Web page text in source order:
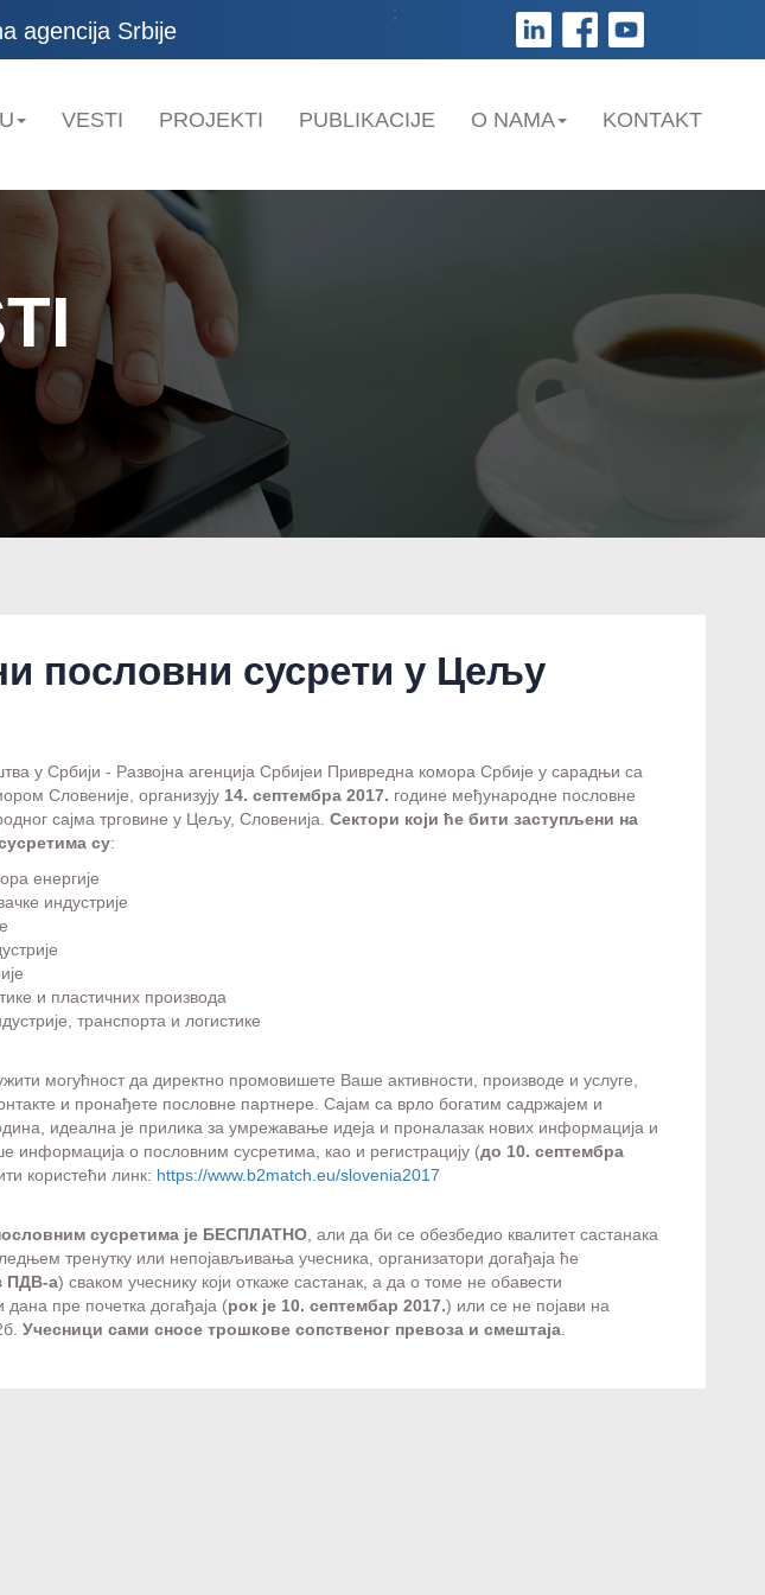
agencija Srbije
;
VESTI PROJEKTI PUBLIKACIJE O NAMA KONTAKT
пословни сусрети у Цељу
у Србији - Развојна агенција Србијеи Привредна комора Србије у сарадњи са
Словеније, организују 14. септембра 2017. године међународне пословне
сајма трговине у Цељу, Словенија. Сектори који ће бити заступљени на
су:
енергије
индустрије
и пластичних производа
транспорта и логистике
могућност да директно промовишете Ваше активности, производе и услуге,
и пронађете пословне партнере. Сајам са врло богатим садржајем и
идеална је прилика за умрежавање идеја и проналазак нових информација и
информација о пословним сусретима, као и регистрацију (до 10. септембра
користећи линк: https://www.b2match.eu/slovenia2017
сусретима је БЕСПЛАТНО, али да би се обезбедио квалитет састанака
тренутку или непојављивања учесника, организатори догађаја ће
ПДВ-а) сваком учеснику који откаже састанак, а да о томе не обавести
пре почетка догађаја (рок је 10. септембар 2017.) или се не појави на
Учесници сами сносе трошкове сопственог превоза и смештаја.